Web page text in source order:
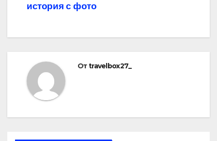
история с фото
Отtravelbox27_